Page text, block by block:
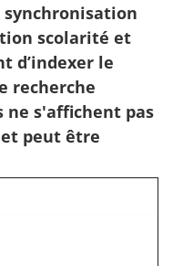
synchronisation
scolarité et
d’indexer le
recherche
ne s'affichent pas
peut être